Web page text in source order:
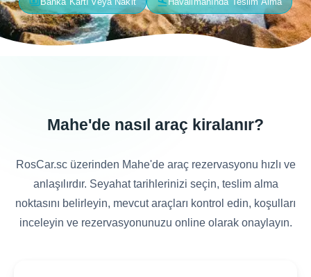
Mahe'de nasıl araç kiralanır?
RosCar.sc üzerinden Mahe'de araç rezervasyonu hızlı ve
anlaşılırdır. Seyahat tarihlerinizi seçin, teslim alma
noktasını belirleyin, mevcut araçları kontrol edin, koşulları
inceleyin ve rezervasyonunuzu online olarak onaylayın.